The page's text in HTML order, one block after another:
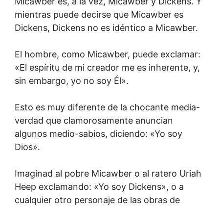
mientras puede decirse que Micawber es
Dickens, Dickens no es idéntico a Micawber.
El hombre, como Micawber, puede exclamar:
«El espíritu de mi creador me es inherente, y,
sin embargo, yo no soy Él».
Esto es muy diferente de la chocante media-
verdad que clamorosamente anuncian
algunos medio-sabios, diciendo: «Yo soy
Dios».
Imaginad al pobre Micawber o al ratero Uriah
Heep exclamando: «Yo soy Dickens», o a
cualquier otro personaje de las obras de